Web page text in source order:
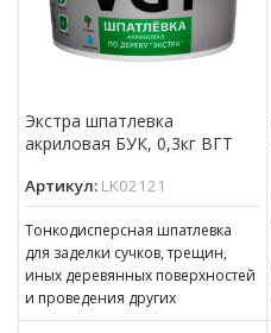
Экстра шпатлевка
акриловая БУК, 0,3кг ВГТ
Артикул: LK02121
Тонкодисперсная шпатлевка
для заделки сучков, трещин,
иных деревянных поверхностей
и проведения других
ответственных работ. может